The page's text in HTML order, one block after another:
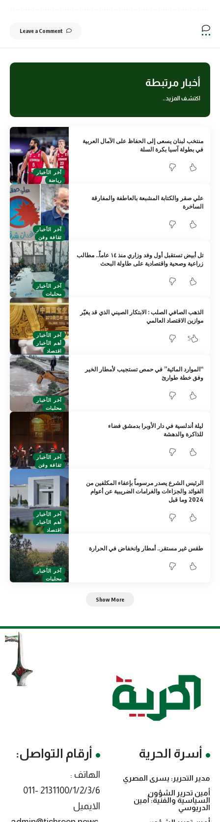
Leave a Comment
أخبار مرتبطة
اكتشف المزيد..
آخر الأخبار
رياضة
منتخب لبنان يسعى إلى الحفاظ على الآمال العربية
في بطولة آسيا بكرة السلة
آخر الأخبار
ثقافة وفن
علي صقر والكتابة المشبعة بالعاطفة والمفارقة
الساخرة
آخر الأخبار
محليات
تل أبيض تستقبل أول وفد وزاري منذ ١٤ عاماّ.. مطالب
زراعية وصحية واقتصادية على طاولة البحث
آخر الأخبار
أهم الأخبار
اقتصاد
الذهب الصافي الصلب : الابتكار الصيني الذي قد يغيّر
موازين الاقتصاد العالمي
5
آخر الأخبار
محليات
“الموارد المائية” في حمص تستجيب لأمطار الخير
وفق خطة طوارئ
آخر الأخبار
ثقافة وفن
ليلة أندلسية في دار الأوبرا بدمشق فضاء
للذاكرة والدهشة
آخر الأخبار
أهم الأخبار
اقتصاد
الرئيس الشرع يصدر مرسوماً بإعفاء المكلفين من
الفوائد والجزاءات والغرامات الضريبية عن أعوام
2024 وما قبل
آخر الأخبار
محليات
طقس غير مستقر.. أمطار وانخفاض في الحرارة
Show More
أسرة الحرية
مدير التحرير: يسرى المصري
أمين تحرير الشؤون
السياسية والفنية: أمين
الدريوسي
أرقام التواصل:
الهاتف :
2131100/1/2/3/6 -011
الايميل